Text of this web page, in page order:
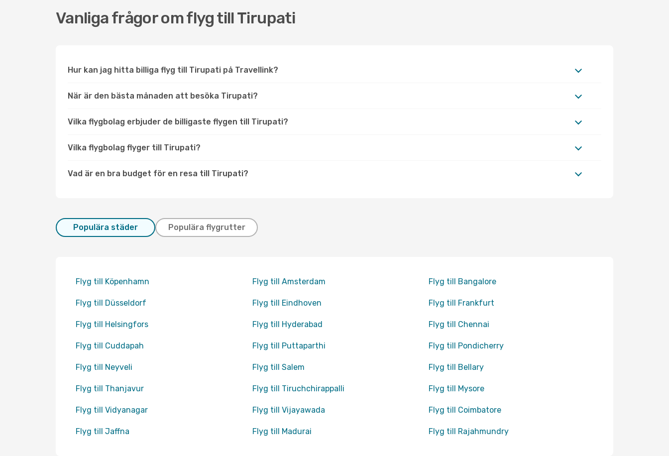
Vanliga frågor om flyg till Tirupati
Hur kan jag hitta billiga flyg till Tirupati på Travellink?
När är den bästa månaden att besöka Tirupati?
Vilka flygbolag erbjuder de billigaste flygen till Tirupati?
Vilka flygbolag flyger till Tirupati?
Vad är en bra budget för en resa till Tirupati?
Populära städer Populära flygrutter
Flyg till Köpenhamn Flyg till Amsterdam Flyg till Bangalore
Flyg till Düsseldorf Flyg till Eindhoven Flyg till Frankfurt
Flyg till Helsingfors Flyg till Hyderabad Flyg till Chennai
Flyg till Cuddapah Flyg till Puttaparthi Flyg till Pondicherry
Flyg till Neyveli Flyg till Salem Flyg till Bellary
Flyg till Thanjavur Flyg till Tiruchchirappalli Flyg till Mysore
Flyg till Vidyanagar Flyg till Vijayawada Flyg till Coimbatore
Flyg till Jaffna Flyg till Madurai Flyg till Rajahmundry